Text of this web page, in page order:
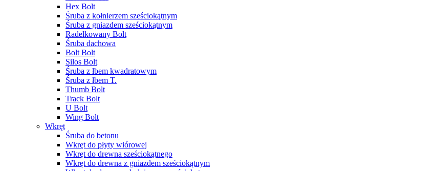
Hex Bolt
Śruba z kołnierzem sześciokątnym
Śruba z gniazdem sześciokątnym
Radełkowany Bolt
Śruba dachowa
Bolt Bolt
Silos Bolt
Śruba z łbem kwadratowym
Śruba z łbem T.
Thumb Bolt
Track Bolt
U Bolt
Wing Bolt
Wkręt
Śruba do betonu
Wkręt do płyty wiórowej
Wkręt do drewna sześciokątnego
Wkręt do drewna z gniazdem sześciokątnym